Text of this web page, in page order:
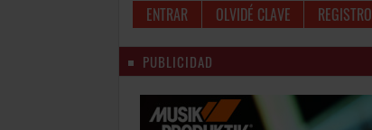
OLVIDÉ CLAVE REGISTRO
PUBLICIDAD